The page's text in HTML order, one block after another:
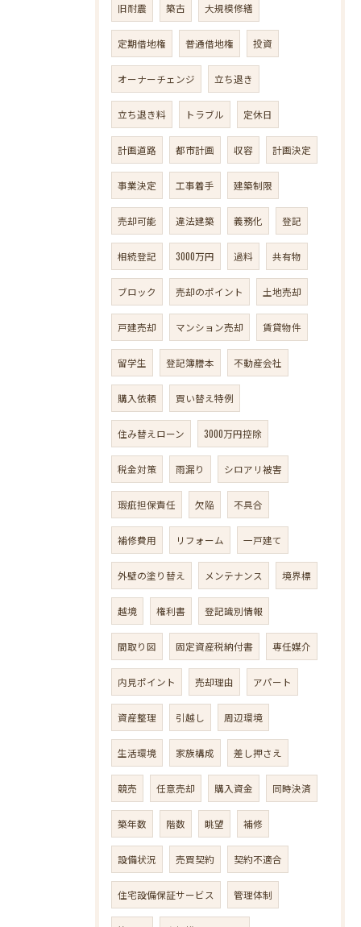
旧耐震 築古 大規模修繕
定期借地権 普通借地権 投資
オーナーチェンジ 立ち退き
立ち退き料 トラブル 定休日
計画道路 都市計画 収容 計画決定
事業決定 工事着手 建築制限
売却可能 違法建築 義務化 登記
相続登記 3000万円 過料 共有物
ブロック 売却のポイント 土地売却
戸建売却 マンション売却 賃貸物件
留学生 登記簿謄本 不動産会社
購入依頼 買い替え特例
住み替えローン 3000万円控除
税金対策 雨漏り シロアリ被害
瑕疵担保責任 欠陥 不具合
補修費用 リフォーム 一戸建て
外壁の塗り替え メンテナンス 境界標
越境 権利書 登記識別情報
間取り図 固定資産税納付書 専任媒介
内見ポイント 売却理由 アパート
資産整理 引越し 周辺環境
生活環境 家族構成 差し押さえ
競売 任意売却 購入資金 同時決済
築年数 階数 眺望 補修
設備状況 売買契約 契約不適合
住宅設備保証サービス 管理体制